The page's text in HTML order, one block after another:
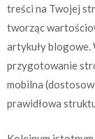
treści na Twojej
tworząc
artykuły blogowe.
przygotowanie
mobilna
prawidłowa